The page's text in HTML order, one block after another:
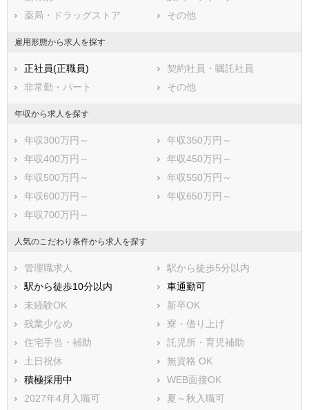
相模原市緑区
相模原市中央区
相模原市南区
横須賀市
平塚市
鎌倉市
藤沢市
小田原市
秦野市
厚木市
大和市
伊勢原市
海老名市
座間市
南足柄市
綾瀬市
三浦郡葉山町
中郡大磯町
薬局・ドラッグストア
その他
雇用形態から求人を探す
正社員(正職員)
契約社員・嘱託社員
非常勤・パート
その他
年収から求人を探す
年収300万円～
年収350万円～
年収400万円～
年収450万円～
年収500万円～
年収550万円～
年収600万円～
年収650万円～
年収700万円～
人気のこだわり条件から求人を探す
管理職求人
駅から徒歩5分以内
駅から徒歩10分以内
車通勤可
未経験OK
新卒OK
残業少なめ
寮・借り上げ
住宅手当・補助
託児所・育児補助
土日祝休
無資格 OK
積極採用中
WEB面接OK
2027年4月入職可
夏～秋入職可